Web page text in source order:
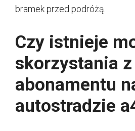
bramek przed podróżą.
Czy istnieje
skorzystania z
abonamentu
autostradzie